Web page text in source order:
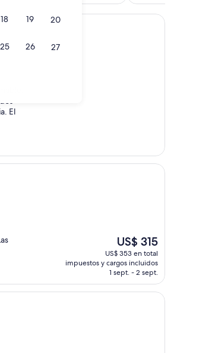
18 19 20
25 26 27
El
El
precio
actual
es
de
US$ 315
US$ 315
US$ 353 en total
impuestos y cargos incluidos
1 sept. - 2 sept.